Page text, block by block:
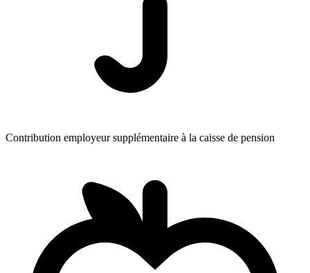
Contribution employeur supplémentaire à la caisse de pension